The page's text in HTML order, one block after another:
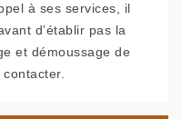
à ses services, il
d’établir pas la
et démoussage de